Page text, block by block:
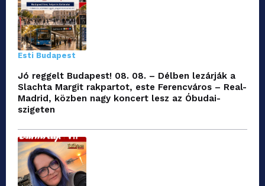
Esti Budapest
Jó reggelt Budapest! 08. 08. – Délben lezárják a
Slachta Margit rakpartot, este Ferencváros – Real-
Madrid, közben nagy koncert lesz az Óbudai-
szigeten